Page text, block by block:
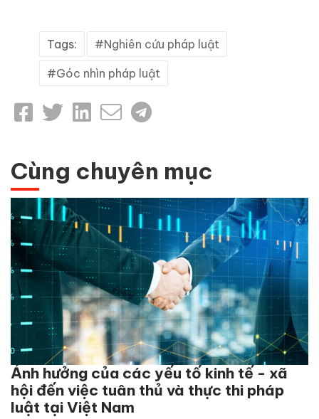
Tags: Nghiên cứu pháp luật
Góc nhìn pháp luật
Cùng chuyên mục
Ảnh hưởng của các yếu tố kinh tế - xã
hội đến việc tuân thủ và thực thi pháp
luật tại Việt Nam